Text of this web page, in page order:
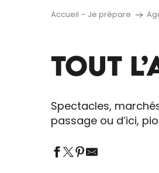
Accueil – Je prépare
TOUT
Spectacles,
passage ou d’ici,